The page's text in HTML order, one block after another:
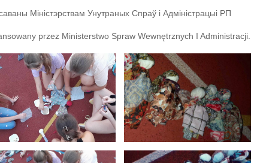
Міністэрствам Унутраных Спраў і Адміністрацыі РП
przez Ministerstwo Spraw Wewnętrznych I Administracji.